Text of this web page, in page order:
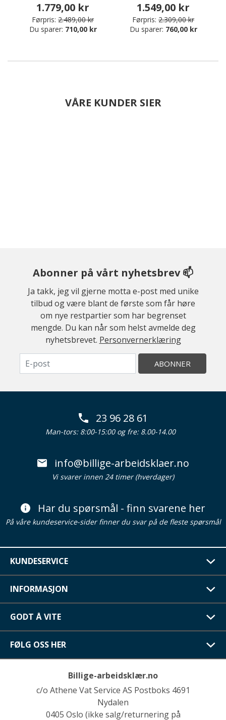
1.779,00 kr
Førpris: 2.489,00 kr
Du sparer: 710,00 kr
1.549,00 kr
Førpris: 2.309,00 kr
Du sparer: 760,00 kr
VÅRE KUNDER SIER
Abonner på vårt nyhetsbrev 📫
Ja takk, jeg vil gjerne motta e-post med unike
tilbud og være blant de første som får høre
om nye restpartier som har begrenset
mengde. Du kan når som helst avmelde deg
nyhetsbrevet. Personvernerklæring
ABONNER
23 96 28 61
Man-tors: 8:00-15:00 og fre: 8.00-14.00
info@billige-arbeidsklaer.no
Vi svarer innen 24 timer (hverdager)
Har du spørsmål - finn svarene her
På våre kundeservice-sider finner du svar på de fleste spørsmål
KUNDESERVICE
INFORMASJON
GODT Å VITE
FØLG OSS HER
Billige-arbeidsklær.no
c/o Athene Vat Service AS Postboks 4691
Nydalen
0405 Oslo (ikke salg/returnering på